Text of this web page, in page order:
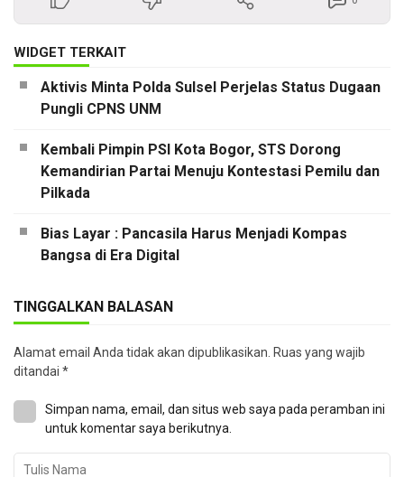
WIDGET TERKAIT
Aktivis Minta Polda Sulsel Perjelas Status Dugaan
Pungli CPNS UNM
Kembali Pimpin PSI Kota Bogor, STS Dorong
Kemandirian Partai Menuju Kontestasi Pemilu dan
Pilkada
Bias Layar : Pancasila Harus Menjadi Kompas
Bangsa di Era Digital
TINGGALKAN BALASAN
Alamat email Anda tidak akan dipublikasikan. Ruas yang wajib
ditandai *
Simpan nama, email, dan situs web saya pada peramban ini
untuk komentar saya berikutnya.